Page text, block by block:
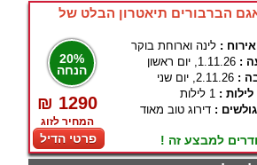
הברבורים תיאטרון הבלט של
20%
הנחה
₪ 1290
המחיר לזוג
פרטי הדיל
: לינה וארוחת בוקר
: 1.11.26, יום ראשון
: 2.11.26, יום שני
: 1 לילות
: דירוג טוב מאוד